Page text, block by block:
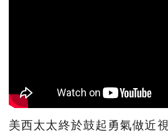
美西太太終於鼓起勇氣做近視老花雷射手術了！更令她放心的是，原